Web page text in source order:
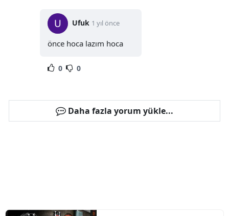
Ufuk 1 yıl önce
önce hoca lazım hoca
0 0
Daha fazla yorum yükle...